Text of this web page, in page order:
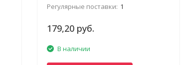
Регулярные поставки: 1
179,20 руб.
В наличии